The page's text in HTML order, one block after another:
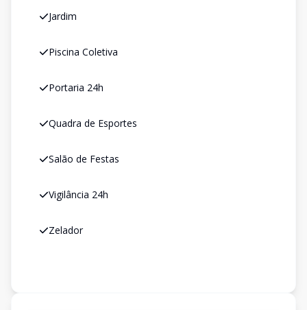
Jardim
Piscina Coletiva
Portaria 24h
Quadra de Esportes
Salão de Festas
Vigilância 24h
Zelador